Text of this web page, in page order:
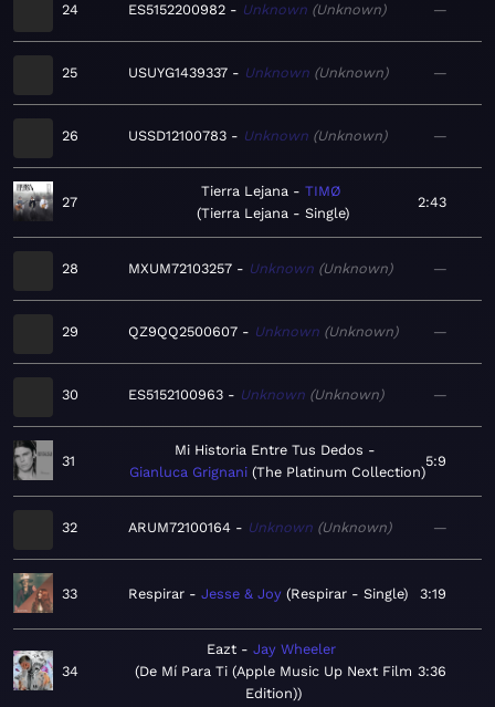
24 ES5152200982 Unknown Unknown —
25 USUYG1439337 Unknown Unknown —
26 USSD12100783 Unknown Unknown —
27
Tierra Lejana
TIMØ
Tierra Lejana - Single
2:43
28 MXUM72103257 Unknown Unknown —
29 QZ9QQ2500607 Unknown Unknown —
30 ES5152100963 Unknown Unknown —
31
Mi Historia Entre Tus Dedos
Gianluca Grignani The Platinum Collection
5:9
32 ARUM72100164 Unknown Unknown —
33 Respirar Jesse & Joy Respirar - Single 3:19
34
Eazt
Jay Wheeler
De Mí Para Ti (Apple Music Up Next Film
Edition)
3:36